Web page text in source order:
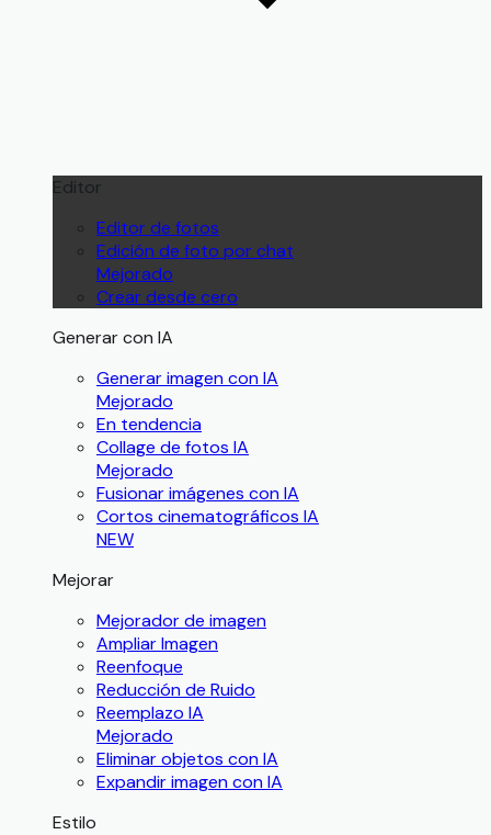
Editor
Editor de fotos
Edición de foto por chat
Mejorado
Crear desde cero
Generar con IA
Generar imagen con IA
Mejorado
En tendencia
Collage de fotos IA
Mejorado
Fusionar imágenes con IA
Cortos cinematográficos IA
NEW
Mejorar
Mejorador de imagen
Ampliar Imagen
Reenfoque
Reducción de Ruido
Reemplazo IA
Mejorado
Eliminar objetos con IA
Expandir imagen con IA
Estilo